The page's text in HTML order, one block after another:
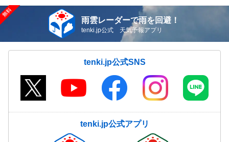
雨雲レーダーで雨を回避！
tenki.jp公式 天気予報アプリ
tenki.jp公式SNS
tenki.jp公式アプリ